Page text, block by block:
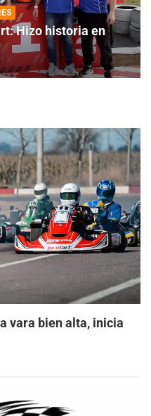
Hizo historia en
vara bien alta, inicia